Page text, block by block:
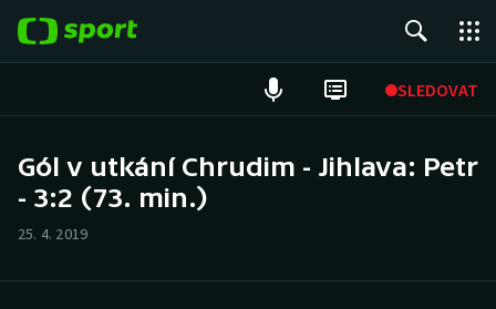
SLEDOVAT
Hokej
Gól v utkání Chrudim - Jihlava: Petr
- 3:2 (73. min.)
25. 4. 2019